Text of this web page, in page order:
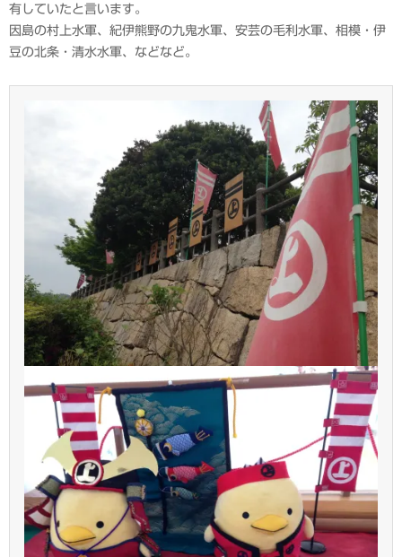
有していたと言います。
因島の村上水軍、紀伊熊野の九鬼水軍、安芸の毛利水軍、相模・伊
豆の北条・清水水軍、などなど。